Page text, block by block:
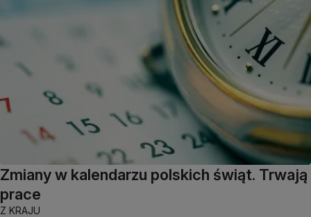
Zmiany w kalendarzu polskich świąt. Trwają
prace
Z KRAJU